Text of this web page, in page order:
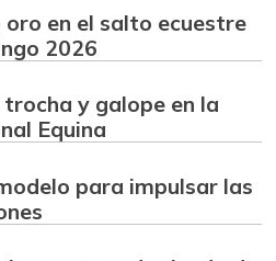
$ 7.650,00
-
+4,91%
oro en el salto ecuestre
2026
y galope en la
Equina
para impulsar las